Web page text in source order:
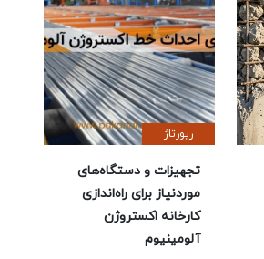
رپورتاژ
تجهیزات و دستگاه‌های
موردنیاز برای راه‌اندازی
کارخانه اکستروژن
آلومینیوم